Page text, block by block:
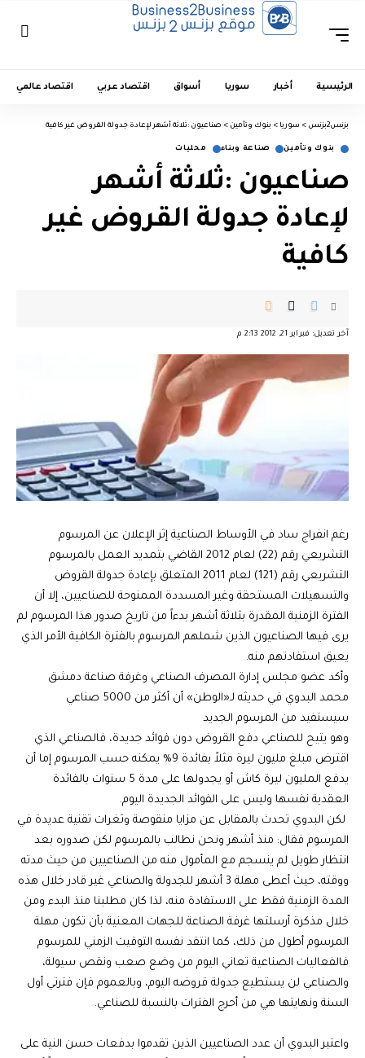
الرئيسية أخبار سوريا أسواق اقتصاد عربي اقتصاد عالمي
بزنس2بزنس > سوريا > بنوك وتأمين > صناعيون :ثلاثة أشهر لإعادة جدولة القروض غير كافية
بنوك وتأمين صناعة وبناء محليات
صناعيون :ثلاثة أشهر
لإعادة جدولة القروض غير
كافية
آخر تعديل: فبراير 21, 2012 2:13 م
رغم انفراج ساد في الأوساط الصناعية إثر الإعلان عن المرسوم
التشريعي رقم (22) لعام 2012 القاضي بتمديد العمل بالمرسوم
التشريعي رقم (121) لعام 2011 المتعلق بإعادة جدولة القروض
والتسهيلات المستحقة وغير المسددة الممنوحة للصناعيين، إلا أن
الفترة الزمنية المقدرة بثلاثة أشهر بدءاً من تاريخ صدور هذا المرسوم لم
يرى فيها الصناعيون الذين شملهم المرسوم بالفترة الكافية الأمر الذي
يعيق استفادتهم منه.
وأكد عضو مجلس إدارة المصرف الصناعي وغرفة صناعة دمشق
محمد البدوي في حديثه لـ«الوطن» أن أكثر من 5000 صناعي
سيستفيد من المرسوم الجديد
وهو يتيح للصناعي دفع القروض دون فوائد جديدة، فالصناعي الذي
اقترض مبلغ مليون ليرة مثلاً بفائدة 9% يمكنه حسب المرسوم إما أن
يدفع المليون ليرة كاش أو يجدولها على مدة 5 سنوات بالفائدة
العقدية نفسها وليس على الفوائد الجديدة اليوم.
لكن البدوي تحدث بالمقابل عن مزايا منقوصة وثغرات تقنية عديدة في
المرسوم فقال: منذ أشهر ونحن نطالب بالمرسوم لكن صدوره بعد
انتظار طويل لم ينسجم مع المأمول منه من الصناعيين من حيث مدته
ووقته، حيث أعطى مهلة 3 أشهر للجدولة والصناعي غير قادر خلال هذه
المدة الزمنية فقط على الاستفادة منه، لذا كان مطلبنا منذ البدء ومن
خلال مذكرة أرسلتها غرفة الصناعة للجهات المعنية بأن تكون مهلة
المرسوم أطول من ذلك، كما انتقد نفسه التوقيت الزمني للمرسوم
فالفعاليات الصناعية تعاني اليوم من وضع صعب ونقص سيولة،
والصناعي لن يستطيع جدولة قروضه اليوم، وبالعموم فإن فترتي أول
السنة ونهايتها هي من أحرج الفترات بالنسبة للصناعي.
واعتبر البدوي أن عدد الصناعيين الذين تقدموا بدفعات حسن النية على